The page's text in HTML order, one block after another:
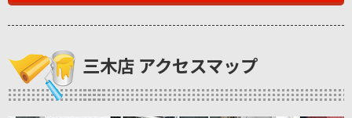
三木店 アクセスマップ